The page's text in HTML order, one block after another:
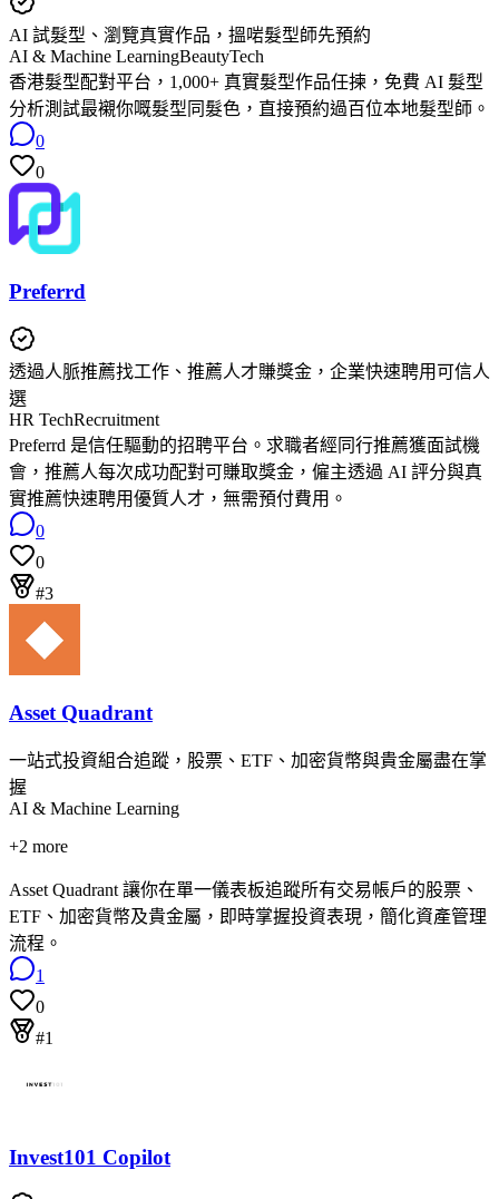
AI 試髮型、瀏覽真實作品，搵啱髮型師先預約
AI & Machine LearningBeautyTech
香港髮型配對平台，1,000+ 真實髮型作品任揀，免費 AI 髮型
分析測試最襯你嘅髮型同髮色，直接預約過百位本地髮型師。
0
0
Preferrd
透過人脈推薦找工作、推薦人才賺獎金，企業快速聘用可信人
選
HR TechRecruitment
Preferrd 是信任驅動的招聘平台。求職者經同行推薦獲面試機
會，推薦人每次成功配對可賺取獎金，僱主透過 AI 評分與真
實推薦快速聘用優質人才，無需預付費用。
0
0
#3
Asset Quadrant
一站式投資組合追蹤，股票、ETF、加密貨幣與貴金屬盡在掌
握
AI & Machine Learning
+2 more
Asset Quadrant 讓你在單一儀表板追蹤所有交易帳戶的股票、
ETF、加密貨幣及貴金屬，即時掌握投資表現，簡化資產管理
流程。
1
0
#1
Invest101 Copilot